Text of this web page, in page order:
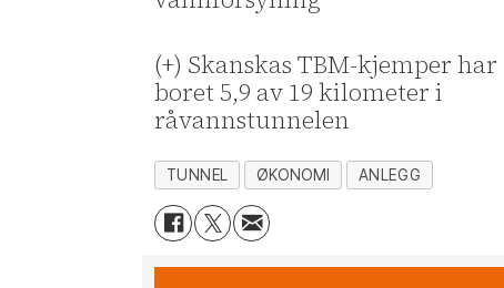
(+) Skanskas TBM-kjemper har
boret 5,9 av 19 kilometer i
råvannstunnelen
TUNNEL ØKONOMI ANLEGG